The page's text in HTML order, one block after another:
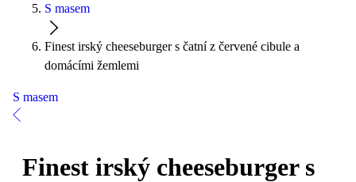
S masem
Finest irský cheeseburger s čatní z červené cibule a
domácími žemlemi
S masem
Finest irský cheeseburger s